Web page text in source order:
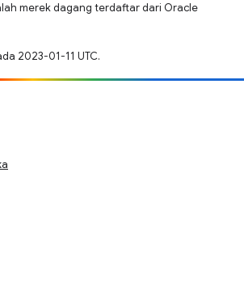
merek dagang terdaftar dari Oracle
2023-01-11 UTC.